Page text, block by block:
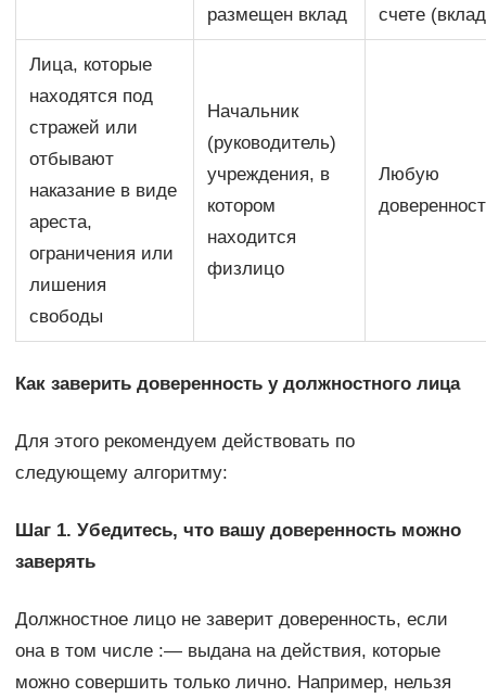
размещен вклад
счете
Лица, которые
находятся под
стражей или
отбывают
наказание в виде
ареста,
ограничения или
лишения
свободы
Начальник
(руководитель)
учреждения, в
котором
находится
физлицо
Любую
Как заверить доверенность у должностного лица
Для этого рекомендуем действовать по
следующему алгоритму:
Шаг 1. Убедитесь, что вашу доверенность можно
заверять
Должностное лицо не заверит доверенность, если
она в том числе :— выдана на действия, которые
можно совершить только лично. Например, нельзя